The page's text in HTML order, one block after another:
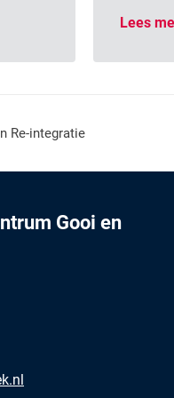
Lees
Re-integratie
Gooi en